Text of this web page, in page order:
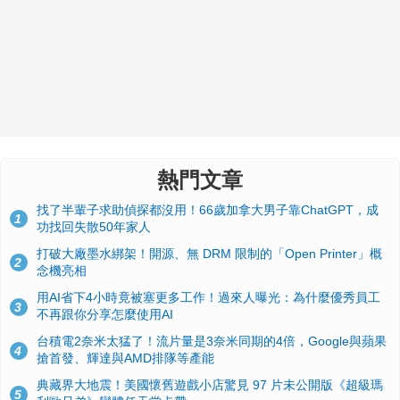
熱門文章
1
找了半輩子求助偵探都沒用！66歲加拿大男子靠ChatGPT，成
功找回失散50年家人
2
打破大廠墨水綁架！開源、無 DRM 限制的「Open Printer」概
念機亮相
3
用AI省下4小時竟被塞更多工作！過來人曝光：為什麼優秀員工
不再跟你分享怎麼使用AI
4
台積電2奈米太猛了！流片量是3奈米同期的4倍，Google與蘋果
搶首發、輝達與AMD排隊等產能
5
典藏界大地震！美國懷舊遊戲小店驚見 97 片未公開版《超級瑪